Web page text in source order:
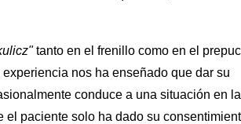
tanto en el frenillo como en el
nos ha enseñado que dar su
conduce a una situación en la
el paciente solo ha dado su